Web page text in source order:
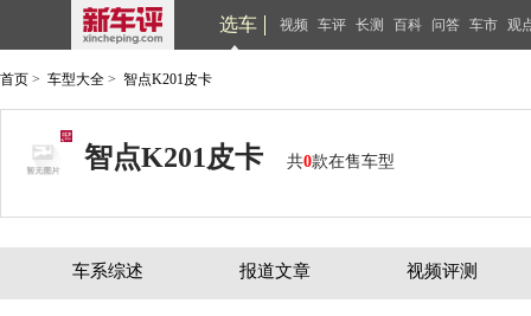
选车 视频 车评 长测 百科 问答 车市 观
首页 > 车型大全 > 智点K201皮卡
智点K201皮卡 共0款在售车型
车系综述 报道文章 视频评测